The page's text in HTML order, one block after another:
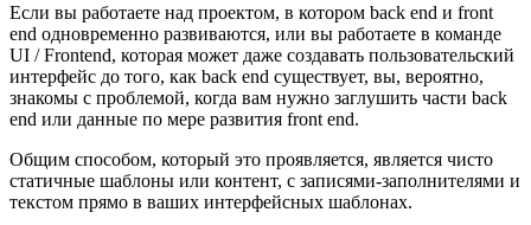
Если вы работаете над проектом, в котором back end и front
end одновременно развиваются, или вы работаете в команде
UI / Frontend, которая может даже создавать пользовательский
интерфейс до того, как back end существует, вы, вероятно,
знакомы с проблемой, когда вам нужно заглушить части back
end или данные по мере развития front end.
Общим способом, который это проявляется, является чисто
статичные шаблоны или контент, с записями-заполнителями и
текстом прямо в ваших интерфейсных шаблонах.